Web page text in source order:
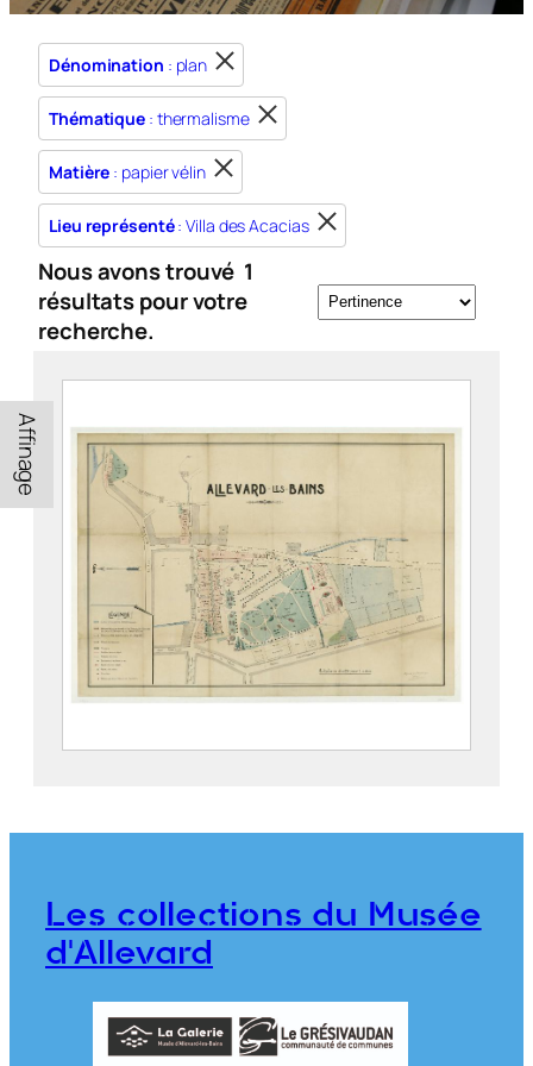
Dénomination : plan
Thématique : thermalisme
Matière : papier vélin
Lieu représenté: Villa des Acacias
Nous avons trouvé 1
résultats pour votre
recherche.
Affinage
Parc thermal d’Allevard
Les collections du Musée
d'Allevard